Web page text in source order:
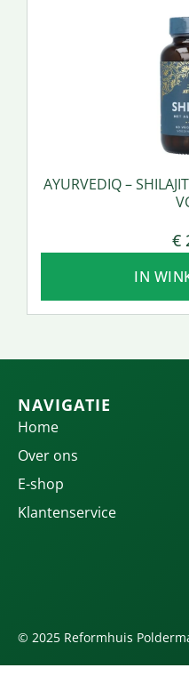
AYURVEDIQ –
€
IN
NAVIGATIE
Home
Over ons
E-shop
Klantenservice
© 2025 Reformhuis